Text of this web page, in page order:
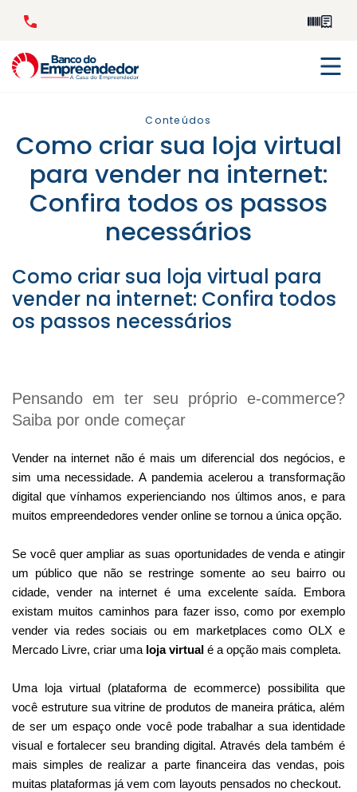
Conteúdos
Como criar sua loja virtual
para vender na internet:
Confira todos os passos
necessários
Como criar sua loja virtual para
vender na internet: Confira todos
os passos necessários
Pensando em ter seu próprio e-commerce?
Saiba por onde começar
Vender na internet não é mais um diferencial dos negócios, e
sim uma necessidade. A pandemia acelerou a transformação
digital que vínhamos experienciando nos últimos anos, e para
muitos empreendedores vender online se tornou a única opção.
Se você quer ampliar as suas oportunidades de venda e atingir
um público que não se restringe somente ao seu bairro ou
cidade, vender na internet é uma excelente saída. Embora
existam muitos caminhos para fazer isso, como por exemplo
vender via redes sociais ou em marketplaces como OLX e
Mercado Livre, criar uma loja virtual é a opção mais completa.
Uma loja virtual (plataforma de ecommerce) possibilita que
você estruture sua vitrine de produtos de maneira prática, além
de ser um espaço onde você pode trabalhar a sua identidade
visual e fortalecer seu branding digital. Através dela também é
mais simples de realizar a parte financeira das vendas, pois
muitas plataformas já vem com layouts pensados no checkout.